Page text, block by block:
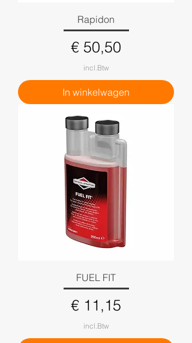
Rapidon
Prijs
€ 50,50
incl.Btw
In winkelwagen
FUEL FIT
Prijs
€ 11,15
incl.Btw